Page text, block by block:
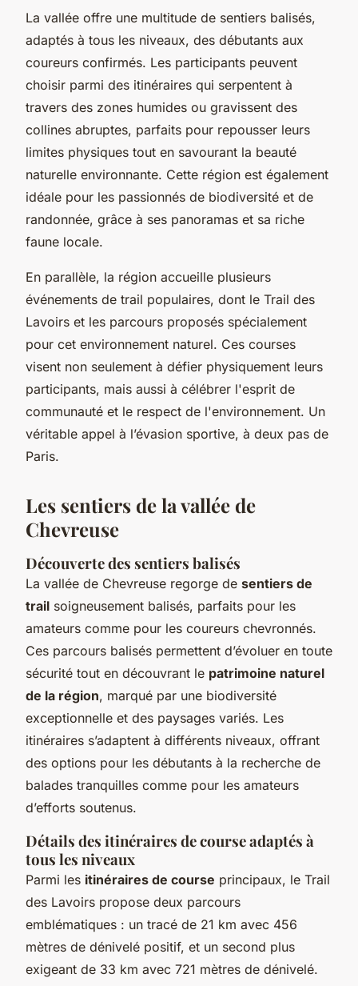
La vallée offre une multitude de sentiers balisés,
adaptés à tous les niveaux, des débutants aux
coureurs confirmés. Les participants peuvent
choisir parmi des itinéraires qui serpentent à
travers des zones humides ou gravissent des
collines abruptes, parfaits pour repousser leurs
limites physiques tout en savourant la beauté
naturelle environnante. Cette région est également
idéale pour les passionnés de biodiversité et de
randonnée, grâce à ses panoramas et sa riche
faune locale.
En parallèle, la région accueille plusieurs
événements de trail populaires, dont le Trail des
Lavoirs et les parcours proposés spécialement
pour cet environnement naturel. Ces courses
visent non seulement à défier physiquement leurs
participants, mais aussi à célébrer l'esprit de
communauté et le respect de l'environnement. Un
véritable appel à l’évasion sportive, à deux pas de
Paris.
Les sentiers de la vallée de
Chevreuse
Découverte des sentiers balisés
La vallée de Chevreuse regorge de sentiers de
trail soigneusement balisés, parfaits pour les
amateurs comme pour les coureurs chevronnés.
Ces parcours balisés permettent d’évoluer en toute
sécurité tout en découvrant le patrimoine naturel
de la région, marqué par une biodiversité
exceptionnelle et des paysages variés. Les
itinéraires s’adaptent à différents niveaux, offrant
des options pour les débutants à la recherche de
balades tranquilles comme pour les amateurs
d’efforts soutenus.
Détails des itinéraires de course adaptés à
tous les niveaux
Parmi les itinéraires de course principaux, le Trail
des Lavoirs propose deux parcours
emblématiques : un tracé de 21 km avec 456
mètres de dénivelé positif, et un second plus
exigeant de 33 km avec 721 mètres de dénivelé.